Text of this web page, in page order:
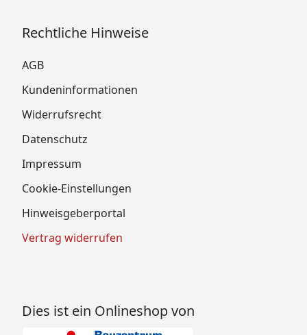
Rechtliche Hinweise
AGB
Kundeninformationen
Widerrufsrecht
Datenschutz
Impressum
Cookie-Einstellungen
Hinweisgeberportal
Vertrag widerrufen
Dies ist ein Onlineshop von